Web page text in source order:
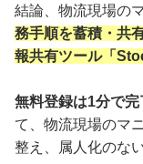
結論、物流現場の
務手順を蓄積・共
報共有ツール「
無料登録は1分で完
て、物流現場のマ
整え、属人化のな